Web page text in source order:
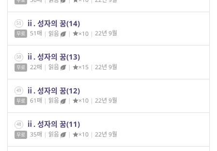
51 ⅱ. 성자의 꿈(14)
무료 51매 | 읽음 | ×10 | 22년 9월
50 ⅱ. 성자의 꿈(13)
무료 22매 | 읽음 | ×15 | 22년 9월
49 ⅱ. 성자의 꿈(12)
무료 61매 | 읽음 | ×10 | 22년 9월
48 ⅱ. 성자의 꿈(11)
무료 35매 | 읽음 | ×10 | 22년 9월